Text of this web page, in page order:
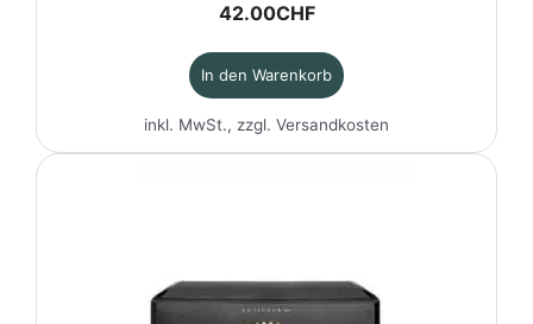
42.00CHF
In den Warenkorb
inkl. MwSt., zzgl. Versandkosten